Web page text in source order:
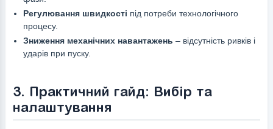
Регулювання швидкості під потреби технологічного
процесу.
Зниження механічних навантажень – відсутність ривків і
ударів при пуску.
3. Практичний гайд: Вибір та
налаштування